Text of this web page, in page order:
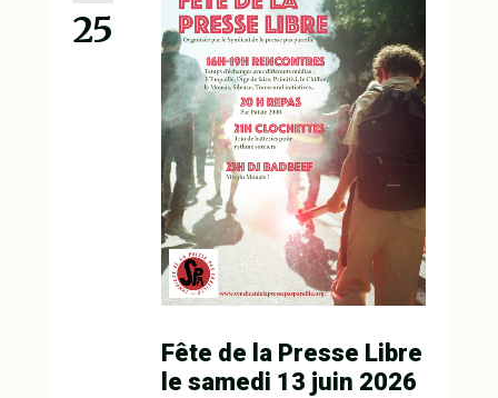
25
Fête de la Presse Libre
le samedi 13 juin 2026